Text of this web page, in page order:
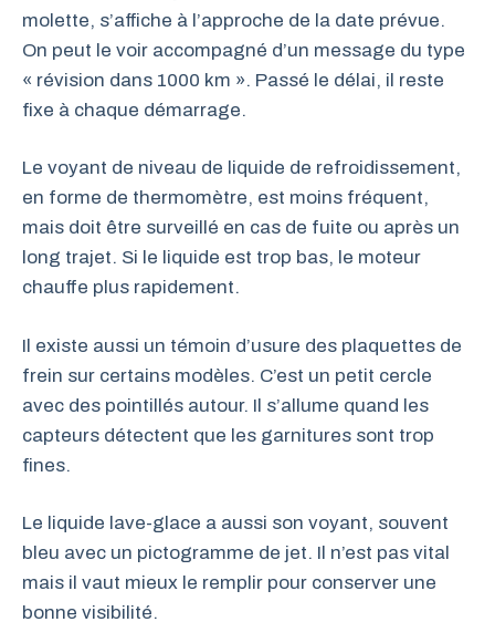
molette, s’affiche à l’approche de la date prévue.
On peut le voir accompagné d’un message du type
« révision dans 1000 km ». Passé le délai, il reste
fixe à chaque démarrage.
Le voyant de niveau de liquide de refroidissement,
en forme de thermomètre, est moins fréquent,
mais doit être surveillé en cas de fuite ou après un
long trajet. Si le liquide est trop bas, le moteur
chauffe plus rapidement.
Il existe aussi un témoin d’usure des plaquettes de
frein sur certains modèles. C’est un petit cercle
avec des pointillés autour. Il s’allume quand les
capteurs détectent que les garnitures sont trop
fines.
Le liquide lave-glace a aussi son voyant, souvent
bleu avec un pictogramme de jet. Il n’est pas vital
mais il vaut mieux le remplir pour conserver une
bonne visibilité.